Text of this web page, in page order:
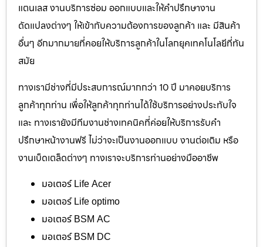
แตนเลส งานบริการซ่อม ออกแบบและให้คำปรึกษางาน
ดัดแปลงต่างๆ ให้เข้ากับความต้องการของลูกค้า และ มีสินค้า
อื่นๆ อีกมากมายที่คอยให้บริการลูกค้าในโลกยุคเทคโนโลยีที่ทัน
สมัย
ทางเรามีช่างที่มีประสบการณ์มากกว่า 10 ปี มาคอยบริการ
ลูกค้าทุกท่าน เพื่อให้ลูกค้าทุกท่านได้ใช้บริการอย่างประทับใจ
และ ทางเรายังมีทีมงานช่างเทคนิคที่ค่อยให้บริการรับคำ
ปรึกษาหน้างานฟรี ไม่ว่าจะเป็นงานออกแบบ งานต่อเติม หรือ
งานเบ็ดเตล็ดต่างๆ ทางเราจะบริการท่านอย่างมืออาชีพ
มอเตอร์ Life Acer
มอเตอร์ Life optimo
มอเตอร์ BSM AC
มอเตอร์ BSM DC